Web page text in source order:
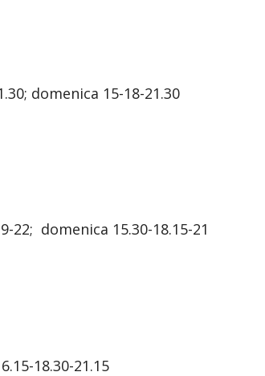
domenica 15-18-21.30
domenica 15.30-18.15-21
18.30-21.15